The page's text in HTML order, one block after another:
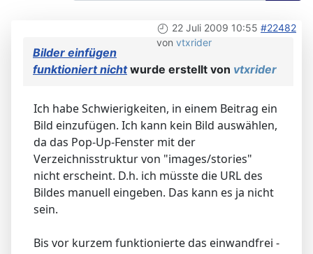
22 Juli 2009 10:55 #22482
von vtxrider
Bilder einfügen
funktioniert nichtwurde erstellt von vtxrider
Ich habe Schwierigkeiten, in einem Beitrag ein
Bild einzufügen. Ich kann kein Bild auswählen,
da das Pop-Up-Fenster mit der
Verzeichnisstruktur von "images/stories"
nicht erscheint. D.h. ich müsste die URL des
Bildes manuell eingeben. Das kann es ja nicht
sein.
Bis vor kurzem funktionierte das einwandfrei -